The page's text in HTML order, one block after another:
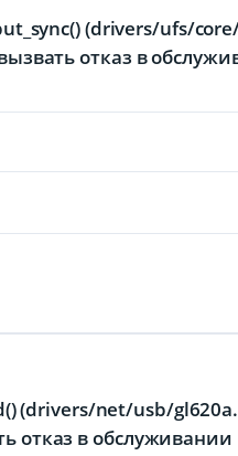
(drivers/ufs/
отказ в
(drivers/net/usb/
отказ в обслуживании